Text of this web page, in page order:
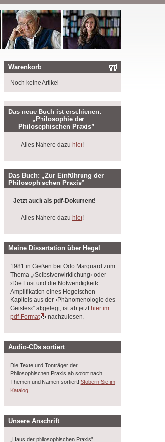
Warenkorb
Noch keine Artikel
Das neue Buch ist erschienen:
„Philosophie der
Philosophischen Praxis”
Alles Nähere dazu hier!
Das Buch: „Zur Einführung der
Philosophischen Praxis”
Jetzt auch als pdf-Dokument!
Alles Nähere dazu hier!
Meine Dissertation über Hegel
1981 in Gießen bei Odo Marquard zum
Thema „›Selbstverwirklichung‹ oder
›Die Lust und die Notwendigkeit‹.
Amplifikation eines Hegelschen
Kapitels aus der ›Phänomenologie des
Geistes‹” abgelegt, ist ab jetzt hier im
pdf-Format
nachzulesen.
Audio-CDs sortiert
Die Texte und Tonträger der
Philosophischen Praxis ab sofort nach
Themen und Namen sortiert! Stöbern Sie im
Katalog.
Unsere Anschrift
„Haus der philosophischen Praxis”